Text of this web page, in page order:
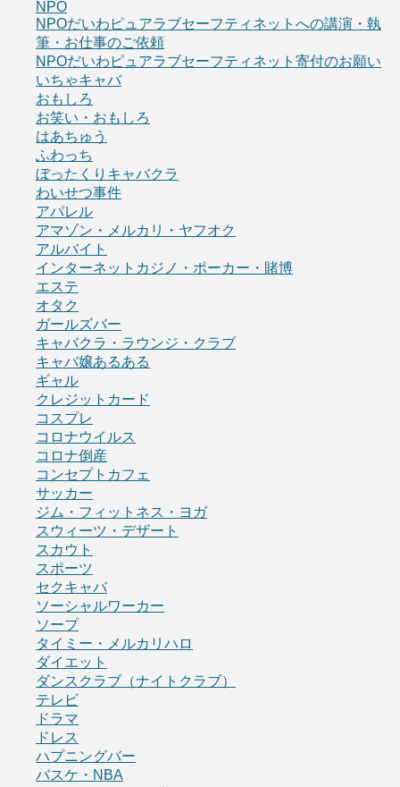
NPO
NPOだいわピュアラブセーフティネットへの講演・執
筆・お仕事のご依頼
NPOだいわピュアラブセーフティネット寄付のお願い
いちゃキャバ
おもしろ
お笑い・おもしろ
はあちゅう
ふわっち
ぼったくりキャバクラ
わいせつ事件
アパレル
アマゾン・メルカリ・ヤフオク
アルバイト
インターネットカジノ・ポーカー・賭博
エステ
オタク
ガールズバー
キャバクラ・ラウンジ・クラブ
キャバ嬢あるある
ギャル
クレジットカード
コスプレ
コロナウイルス
コロナ倒産
コンセプトカフェ
サッカー
ジム・フィットネス・ヨガ
スウィーツ・デザート
スカウト
スポーツ
セクキャバ
ソーシャルワーカー
ソープ
タイミー・メルカリハロ
ダイエット
ダンスクラブ（ナイトクラブ）
テレビ
ドラマ
ドレス
ハプニングバー
バスケ・NBA